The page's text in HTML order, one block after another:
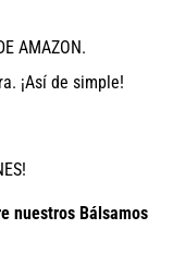
AMAZON.
¡Así de simple!
nuestros Bálsamos